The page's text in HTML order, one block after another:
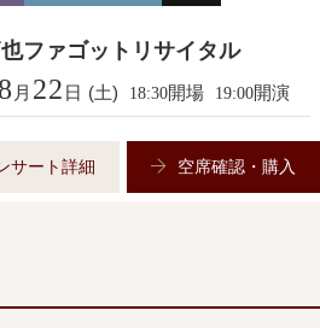
ファゴットリサイタル
8 月 22 日 (土) 18:30開場 19:00開演
サート詳細 空席確認・購入